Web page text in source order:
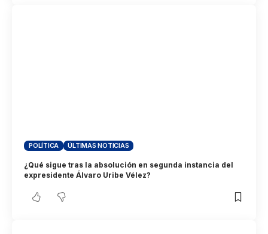
POLÍTICA ÚLTIMAS NOTICIAS
¿Qué sigue tras la absolución en segunda instancia del
expresidente Álvaro Uribe Vélez?